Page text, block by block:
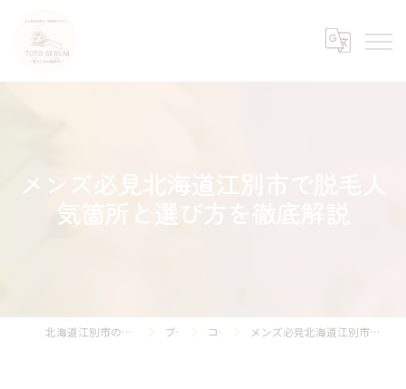
メンズ必見北海道江別市で脱毛人
気箇所と選び方を徹底解説
北海道江別市のエステならTOTO SERUM ブログ コラム メンズ必見北海道江別市で脱毛人気箇所と選び方を徹底解説